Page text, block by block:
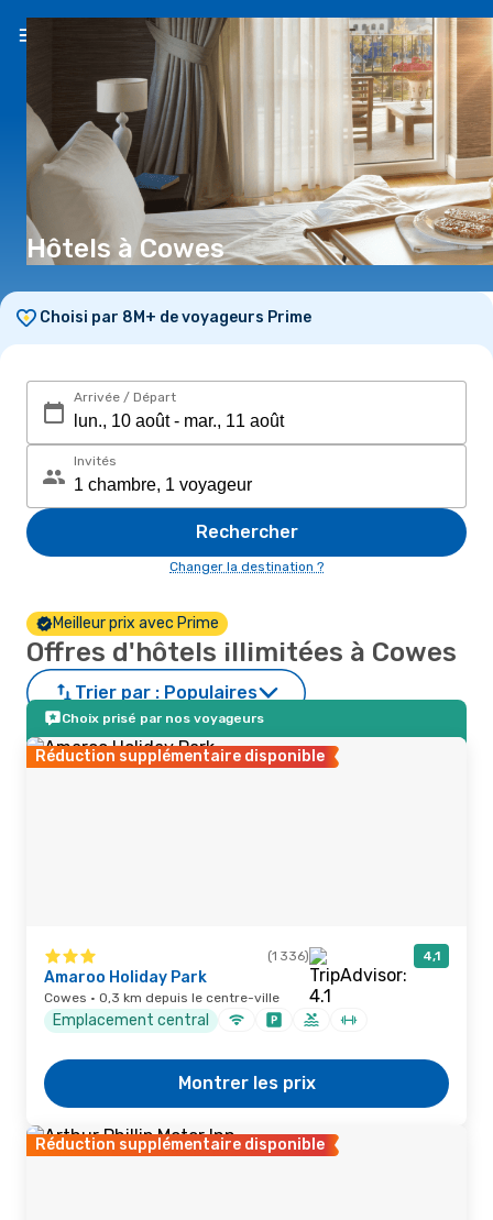
FR(€)
Hôtels à Cowes
Choisi par 8M+ de voyageurs Prime
Arrivée / Départ
Invités
Rechercher
Changer la destination ?
Meilleur prix avec Prime
Offres d'hôtels illimitées à Cowes
Trier par : Populaires
Choix prisé par nos voyageurs
Réduction supplémentaire disponible
(1 336) 4,1
Amaroo Holiday Park
Cowes · 0,3 km depuis le centre-ville
Emplacement central
Montrer les prix
Réduction supplémentaire disponible